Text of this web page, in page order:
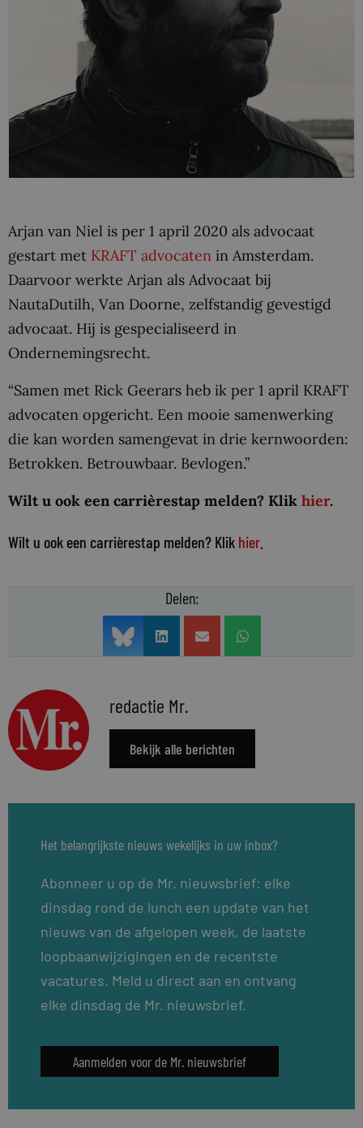
Arjan van Niel is per 1 april 2020 als advocaat
gestart met KRAFT advocaten in Amsterdam.
Daarvoor werkte Arjan als Advocaat bij
NautaDutilh, Van Doorne, zelfstandig gevestigd
advocaat. Hij is gespecialiseerd in
Ondernemingsrecht.
“Samen met Rick Geerars heb ik per 1 april KRAFT
advocaten opgericht. Een mooie samenwerking
die kan worden samengevat in drie kernwoorden:
Betrokken. Betrouwbaar. Bevlogen.”
Wilt u ook een carrièrestap melden? Klik hier.
Wilt u ook een carrièrestap melden? Klik hier
Delen:
redactie Mr.
Bekijk alle berichten
Het belangrijkste nieuws wekelijks in uw inbox?
Abonneer u op de Mr. nieuwsbrief: elke
dinsdag rond de lunch een update van het
nieuws van de afgelopen week, de laatste
loopbaanwijzigingen en de recentste
vacatures. Meld u direct aan en ontvang
elke dinsdag de Mr. nieuwsbrief.
Aanmelden voor de Mr. nieuwsbrief